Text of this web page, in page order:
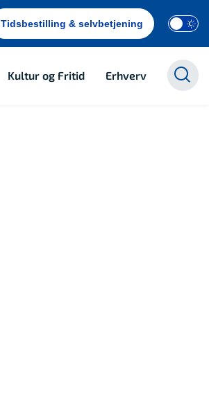
Tidsbestilling & selvbetjening
Kultur og Fritid Erhverv